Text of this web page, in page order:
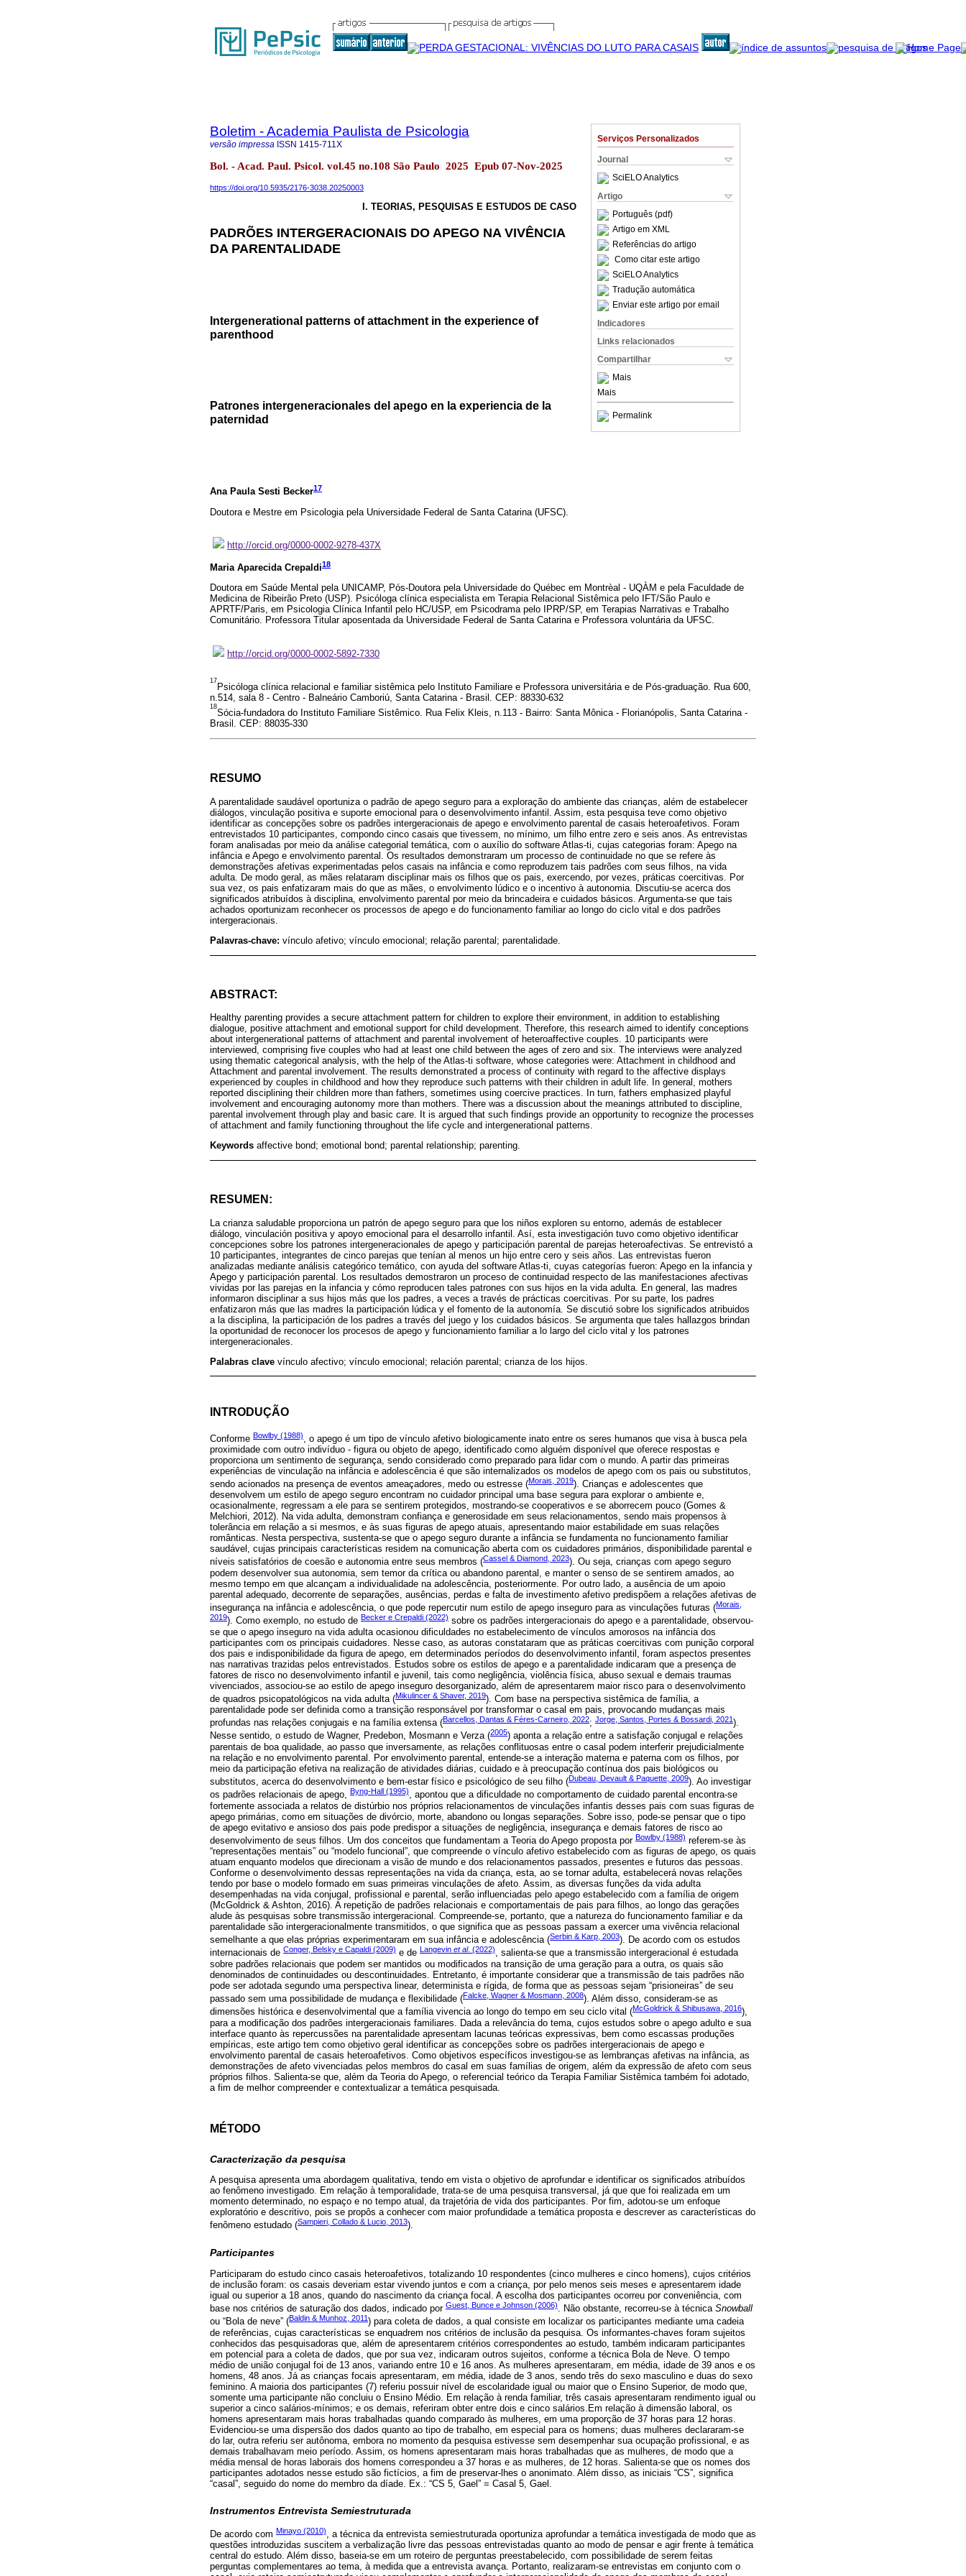
Serviços Personalizados
Journal
SciELO Analytics
Artigo
Português (pdf)
Artigo em XML
Referências do artigo
Como citar este artigo
SciELO Analytics
Tradução automática
Enviar este artigo por email
Indicadores
Links relacionados
Compartilhar
Mais
Mais
Permalink
Boletim - Academia Paulista de Psicologia
versão impressa ISSN 1415-711X
Bol. - Acad. Paul. Psicol. vol.45 no.108 São Paulo 2025 Epub 07-Nov-2025
https://doi.org/10.5935/2176-3038.20250003
I. TEORIAS, PESQUISAS E ESTUDOS DE CASO
PADRÕES INTERGERACIONAIS DO APEGO NA VIVÊNCIA
DA PARENTALIDADE
Intergenerational patterns of attachment in the experience of
parenthood
Patrones intergeneracionales del apego en la experiencia de la
paternidad
Ana Paula Sesti Becker17
Doutora e Mestre em Psicologia pela Universidade Federal de Santa Catarina (UFSC).
http://orcid.org/0000-0002-9278-437X
Maria Aparecida Crepaldi18
Doutora em Saúde Mental pela UNICAMP, Pós-Doutora pela Universidade do Québec em Montrèal - UQÀM e pela Faculdade de
Medicina de Ribeirão Preto (USP). Psicóloga clínica especialista em Terapia Relacional Sistêmica pelo IFT/São Paulo e
APRTF/Paris, em Psicologia Clínica Infantil pelo HC/USP, em Psicodrama pelo IPRP/SP, em Terapias Narrativas e Trabalho
Comunitário. Professora Titular aposentada da Universidade Federal de Santa Catarina e Professora voluntária da UFSC.
http://orcid.org/0000-0002-5892-7330
17
Psicóloga clínica relacional e familiar sistêmica pelo Instituto Familiare e Professora universitária e de Pós-graduação. Rua 600,
n.514, sala 8 - Centro - Balneário Camboriú, Santa Catarina - Brasil. CEP: 88330-632
18
Sócia-fundadora do Instituto Familiare Sistêmico. Rua Felix Kleis, n.113 - Bairro: Santa Mônica - Florianópolis, Santa Catarina -
Brasil. CEP: 88035-330
RESUMO
A parentalidade saudável oportuniza o padrão de apego seguro para a exploração do ambiente das crianças, além de estabelecer
diálogos, vinculação positiva e suporte emocional para o desenvolvimento infantil. Assim, esta pesquisa teve como objetivo
identificar as concepções sobre os padrões intergeracionais de apego e envolvimento parental de casais heteroafetivos. Foram
entrevistados 10 participantes, compondo cinco casais que tivessem, no mínimo, um filho entre zero e seis anos. As entrevistas
foram analisadas por meio da análise categorial temática, com o auxílio do software Atlas-ti, cujas categorias foram: Apego na
infância e Apego e envolvimento parental. Os resultados demonstraram um processo de continuidade no que se refere às
demonstrações afetivas experimentadas pelos casais na infância e como reproduzem tais padrões com seus filhos, na vida
adulta. De modo geral, as mães relataram disciplinar mais os filhos que os pais, exercendo, por vezes, práticas coercitivas. Por
sua vez, os pais enfatizaram mais do que as mães, o envolvimento lúdico e o incentivo à autonomia. Discutiu-se acerca dos
significados atribuídos à disciplina, envolvimento parental por meio da brincadeira e cuidados básicos. Argumenta-se que tais
achados oportunizam reconhecer os processos de apego e do funcionamento familiar ao longo do ciclo vital e dos padrões
intergeracionais.
Palavras-chave: vínculo afetivo; vínculo emocional; relação parental; parentalidade.
ABSTRACT:
Healthy parenting provides a secure attachment pattern for children to explore their environment, in addition to establishing
dialogue, positive attachment and emotional support for child development. Therefore, this research aimed to identify conceptions
about intergenerational patterns of attachment and parental involvement of heteroaffective couples. 10 participants were
interviewed, comprising five couples who had at least one child between the ages of zero and six. The interviews were analyzed
using thematic categorical analysis, with the help of the Atlas-ti software, whose categories were: Attachment in childhood and
Attachment and parental involvement. The results demonstrated a process of continuity with regard to the affective displays
experienced by couples in childhood and how they reproduce such patterns with their children in adult life. In general, mothers
reported disciplining their children more than fathers, sometimes using coercive practices. In turn, fathers emphasized playful
involvement and encouraging autonomy more than mothers. There was a discussion about the meanings attributed to discipline,
parental involvement through play and basic care. It is argued that such findings provide an opportunity to recognize the processes
of attachment and family functioning throughout the life cycle and intergenerational patterns.
Keywords affective bond; emotional bond; parental relationship; parenting.
RESUMEN:
La crianza saludable proporciona un patrón de apego seguro para que los niños exploren su entorno, además de establecer
diálogo, vinculación positiva y apoyo emocional para el desarrollo infantil. Así, esta investigación tuvo como objetivo identificar
concepciones sobre los patrones intergeneracionales de apego y participación parental de parejas heteroafectivas. Se entrevistó a
10 participantes, integrantes de cinco parejas que tenían al menos un hijo entre cero y seis años. Las entrevistas fueron
analizadas mediante análisis categórico temático, con ayuda del software Atlas-ti, cuyas categorías fueron: Apego en la infancia y
Apego y participación parental. Los resultados demostraron un proceso de continuidad respecto de las manifestaciones afectivas
vividas por las parejas en la infancia y cómo reproducen tales patrones con sus hijos en la vida adulta. En general, las madres
informaron disciplinar a sus hijos más que los padres, a veces a través de prácticas coercitivas. Por su parte, los padres
enfatizaron más que las madres la participación lúdica y el fomento de la autonomía. Se discutió sobre los significados atribuidos
a la disciplina, la participación de los padres a través del juego y los cuidados básicos. Se argumenta que tales hallazgos brindan
la oportunidad de reconocer los procesos de apego y funcionamiento familiar a lo largo del ciclo vital y los patrones
intergeneracionales.
Palabras clave vínculo afectivo; vínculo emocional; relación parental; crianza de los hijos.
INTRODUÇÃO
Conforme Bowlby (1988), o apego é um tipo de vínculo afetivo biologicamente inato entre os seres humanos que visa à busca pela
proximidade com outro indivíduo - figura ou objeto de apego, identificado como alguém disponível que oferece respostas e
proporciona um sentimento de segurança, sendo considerado como preparado para lidar com o mundo. A partir das primeiras
experiências de vinculação na infância e adolescência é que são internalizados os modelos de apego com os pais ou substitutos,
sendo acionados na presença de eventos ameaçadores, medo ou estresse (Morais, 2019). Crianças e adolescentes que
desenvolvem um estilo de apego seguro encontram no cuidador principal uma base segura para explorar o ambiente e,
ocasionalmente, regressam a ele para se sentirem protegidos, mostrando-se cooperativos e se aborrecem pouco (Gomes &
Melchiori, 2012). Na vida adulta, demonstram confiança e generosidade em seus relacionamentos, sendo mais propensos à
tolerância em relação a si mesmos, e às suas figuras de apego atuais, apresentando maior estabilidade em suas relações
românticas. Nesta perspectiva, sustenta-se que o apego seguro durante a infância se fundamenta no funcionamento familiar
saudável, cujas principais características residem na comunicação aberta com os cuidadores primários, disponibilidade parental e
níveis satisfatórios de coesão e autonomia entre seus membros (Cassel & Diamond, 2023). Ou seja, crianças com apego seguro
podem desenvolver sua autonomia, sem temor da crítica ou abandono parental, e manter o senso de se sentirem amados, ao
mesmo tempo em que alcançam a individualidade na adolescência, posteriormente. Por outro lado, a ausência de um apoio
parental adequado, decorrente de separações, ausências, perdas e falta de investimento afetivo predispõem a relações afetivas de
insegurança na infância e adolescência, o que pode repercutir num estilo de apego inseguro para as vinculações futuras (Morais,
2019). Como exemplo, no estudo de Becker e Crepaldi (2022) sobre os padrões intergeracionais do apego e a parentalidade, observou-
se que o apego inseguro na vida adulta ocasionou dificuldades no estabelecimento de vínculos amorosos na infância dos
participantes com os principais cuidadores. Nesse caso, as autoras constataram que as práticas coercitivas com punição corporal
dos pais e indisponibilidade da figura de apego, em determinados períodos do desenvolvimento infantil, foram aspectos presentes
nas narrativas trazidas pelos entrevistados. Estudos sobre os estilos de apego e a parentalidade indicaram que a presença de
fatores de risco no desenvolvimento infantil e juvenil, tais como negligência, violência física, abuso sexual e demais traumas
vivenciados, associou-se ao estilo de apego inseguro desorganizado, além de apresentarem maior risco para o desenvolvimento
de quadros psicopatológicos na vida adulta (Mikulincer & Shaver, 2019). Com base na perspectiva sistêmica de família, a
parentalidade pode ser definida como a transição responsável por transformar o casal em pais, provocando mudanças mais
profundas nas relações conjugais e na família extensa (Barcellos, Dantas & Féres-Carneiro, 2022; Jorge, Santos, Portes & Bossardi, 2021).
Nesse sentido, o estudo de Wagner, Predebon, Mosmann e Verza (2005) aponta a relação entre a satisfação conjugal e relações
parentais de boa qualidade, ao passo que inversamente, as relações conflituosas entre o casal podem interferir prejudicialmente
na relação e no envolvimento parental. Por envolvimento parental, entende-se a interação materna e paterna com os filhos, por
meio da participação efetiva na realização de atividades diárias, cuidado e à preocupação contínua dos pais biológicos ou
substitutos, acerca do desenvolvimento e bem-estar físico e psicológico de seu filho (Dubeau, Devault & Paquette, 2009). Ao investigar
os padrões relacionais de apego, Byng-Hall (1995), apontou que a dificuldade no comportamento de cuidado parental encontra-se
fortemente associada a relatos de distúrbio nos próprios relacionamentos de vinculações infantis desses pais com suas figuras de
apego primárias, como em situações de divórcio, morte, abandono ou longas separações. Sobre isso, pode-se pensar que o tipo
de apego evitativo e ansioso dos pais pode predispor a situações de negligência, insegurança e demais fatores de risco ao
desenvolvimento de seus filhos. Um dos conceitos que fundamentam a Teoria do Apego proposta por Bowlby (1988) referem-se às
“representações mentais” ou “modelo funcional”, que compreende o vínculo afetivo estabelecido com as figuras de apego, os quais
atuam enquanto modelos que direcionam a visão de mundo e dos relacionamentos passados, presentes e futuros das pessoas.
Conforme o desenvolvimento dessas representações na vida da criança, esta, ao se tornar adulta, estabelecerá novas relações
tendo por base o modelo formado em suas primeiras vinculações de afeto. Assim, as diversas funções da vida adulta
desempenhadas na vida conjugal, profissional e parental, serão influenciadas pelo apego estabelecido com a família de origem
(McGoldrick & Ashton, 2016). A repetição de padrões relacionais e comportamentais de pais para filhos, ao longo das gerações
alude às pesquisas sobre transmissão intergeracional. Compreende-se, portanto, que a natureza do funcionamento familiar e da
parentalidade são intergeracionalmente transmitidos, o que significa que as pessoas passam a exercer uma vivência relacional
semelhante a que elas próprias experimentaram em sua infância e adolescência (Serbin & Karp, 2003). De acordo com os estudos
internacionais de Conger, Belsky e Capaldi (2009) e de Langevin et al. (2022), salienta-se que a transmissão intergeracional é estudada
sobre padrões relacionais que podem ser mantidos ou modificados na transição de uma geração para a outra, os quais são
denominados de continuidades ou descontinuidades. Entretanto, é importante considerar que a transmissão de tais padrões não
pode ser adotada segundo uma perspectiva linear, determinista e rígida, de forma que as pessoas sejam “prisioneiras” de seu
passado sem uma possibilidade de mudança e flexibilidade (Falcke, Wagner & Mosmann, 2008). Além disso, consideram-se as
dimensões histórica e desenvolvimental que a família vivencia ao longo do tempo em seu ciclo vital (McGoldrick & Shibusawa, 2016),
para a modificação dos padrões intergeracionais familiares. Dada a relevância do tema, cujos estudos sobre o apego adulto e sua
interface quanto às repercussões na parentalidade apresentam lacunas teóricas expressivas, bem como escassas produções
empíricas, este artigo tem como objetivo geral identificar as concepções sobre os padrões intergeracionais de apego e
envolvimento parental de casais heteroafetivos. Como objetivos específicos investigou-se as lembranças afetivas na infância, as
demonstrações de afeto vivenciadas pelos membros do casal em suas famílias de origem, além da expressão de afeto com seus
próprios filhos. Salienta-se que, além da Teoria do Apego, o referencial teórico da Terapia Familiar Sistêmica também foi adotado,
a fim de melhor compreender e contextualizar a temática pesquisada.
MÉTODO
Caracterização da pesquisa
A pesquisa apresenta uma abordagem qualitativa, tendo em vista o objetivo de aprofundar e identificar os significados atribuídos
ao fenômeno investigado. Em relação à temporalidade, trata-se de uma pesquisa transversal, já que que foi realizada em um
momento determinado, no espaço e no tempo atual, da trajetória de vida dos participantes. Por fim, adotou-se um enfoque
exploratório e descritivo, pois se propôs a conhecer com maior profundidade a temática proposta e descrever as características do
fenômeno estudado (Sampieri, Collado & Lucio, 2013).
Participantes
Participaram do estudo cinco casais heteroafetivos, totalizando 10 respondentes (cinco mulheres e cinco homens), cujos critérios
de inclusão foram: os casais deveriam estar vivendo juntos e com a criança, por pelo menos seis meses e apresentarem idade
igual ou superior a 18 anos, quando do nascimento da criança focal. A escolha dos participantes ocorreu por conveniência, com
base nos critérios de saturação dos dados, indicado por Guest, Bunce e Johnson (2006). Não obstante, recorreu-se à técnica Snowball
ou “Bola de neve” (Baldin & Munhoz, 2011 ) para coleta de dados, a qual consiste em localizar os participantes mediante uma cadeia
de referências, cujas características se enquadrem nos critérios de inclusão da pesquisa. Os informantes-chaves foram sujeitos
conhecidos das pesquisadoras que, além de apresentarem critérios correspondentes ao estudo, também indicaram participantes
em potencial para a coleta de dados, que por sua vez, indicaram outros sujeitos, conforme a técnica Bola de Neve. O tempo
médio de união conjugal foi de 13 anos, variando entre 10 e 16 anos. As mulheres apresentaram, em média, idade de 39 anos e os
homens, 48 anos. Já as crianças focais apresentaram, em média, idade de 3 anos, sendo três do sexo masculino e duas do sexo
feminino. A maioria dos participantes (7) referiu possuir nível de escolaridade igual ou maior que o Ensino Superior, de modo que,
somente uma participante não concluiu o Ensino Médio. Em relação à renda familiar, três casais apresentaram rendimento igual ou
superior a cinco salários-mínimos; e os demais, referiram obter entre dois e cinco salários.Em relação à dimensão laboral, os
homens apresentaram mais horas trabalhadas quando comparado às mulheres, em uma proporção de 37 horas para 12 horas.
Evidenciou-se uma dispersão dos dados quanto ao tipo de trabalho, em especial para os homens; duas mulheres declararam-se
do lar, outra referiu ser autônoma, embora no momento da pesquisa estivesse sem desempenhar sua ocupação profissional, e as
demais trabalhavam meio período. Assim, os homens apresentaram mais horas trabalhadas que as mulheres, de modo que a
média mensal de horas laborais dos homens correspondeu a 37 horas e as mulheres, de 12 horas. Salienta-se que os nomes dos
participantes adotados nesse estudo são fictícios, a fim de preservar-lhes o anonimato. Além disso, as iniciais “CS”, significa
“casal”, seguido do nome do membro da díade. Ex.: “CS 5, Gael” = Casal 5, Gael.
Instrumentos Entrevista Semiestruturada
De acordo com Minayo (2010), a técnica da entrevista semiestruturada oportuniza aprofundar a temática investigada de modo que as
questões introduzidas suscitem a verbalização livre das pessoas entrevistadas quanto ao modo de pensar e agir frente à temática
central do estudo. Além disso, baseia-se em um roteiro de perguntas preestabelecido, com possibilidade de serem feitas
perguntas complementares ao tema, à medida que a entrevista avança. Portanto, realizaram-se entrevistas em conjunto com o